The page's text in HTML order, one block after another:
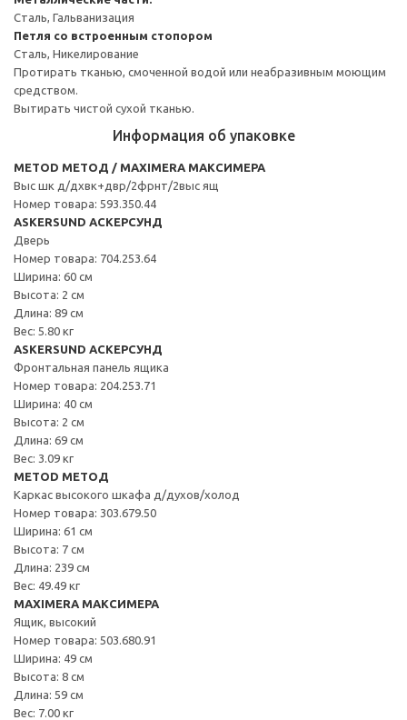
Сталь, Гальванизация
Петля со встроенным стопором
Сталь, Никелирование
Протирать тканью, смоченной водой или неабразивным моющим
средством.
Вытирать чистой сухой тканью.
Информация об упаковке
METOD МЕТОД / MAXIMERA МАКСИМЕРА
Выс шк д/дхвк+двр/2фрнт/2выс ящ
Номер товара: 593.350.44
ASKERSUND АСКЕРСУНД
Дверь
Номер товара: 704.253.64
Ширина: 60 см
Высота: 2 см
Длина: 89 см
Вес: 5.80 кг
ASKERSUND АСКЕРСУНД
Фронтальная панель ящика
Номер товара: 204.253.71
Ширина: 40 см
Высота: 2 см
Длина: 69 см
Вес: 3.09 кг
METOD МЕТОД
Каркас высокого шкафа д/духов/холод
Номер товара: 303.679.50
Ширина: 61 см
Высота: 7 см
Длина: 239 см
Вес: 49.49 кг
MAXIMERA МАКСИМЕРА
Ящик, высокий
Номер товара: 503.680.91
Ширина: 49 см
Высота: 8 см
Длина: 59 см
Вес: 7.00 кг